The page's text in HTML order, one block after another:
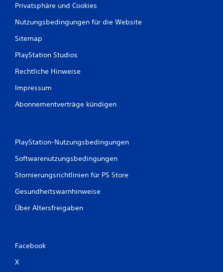
Privatsphäre und Cookies
Nutzungsbedingungen für die Website
Sitemap
PlayStation Studios
Rechtliche Hinweise
Impressum
Abonnementverträge kündigen
PlayStation-Nutzungsbedingungen
Softwarenutzungsbedingungen
Stornierungsrichtlinien für PS Store
Gesundheitswarnhinweise
Über Altersfreigaben
Facebook
X